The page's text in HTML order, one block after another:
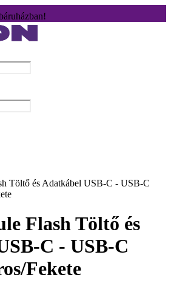
Töltő és Adatkábel USB-C - USB-C
Flash Töltő és
C - USB-C
Fekete